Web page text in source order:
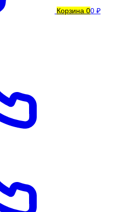
Корзина 00 ₽